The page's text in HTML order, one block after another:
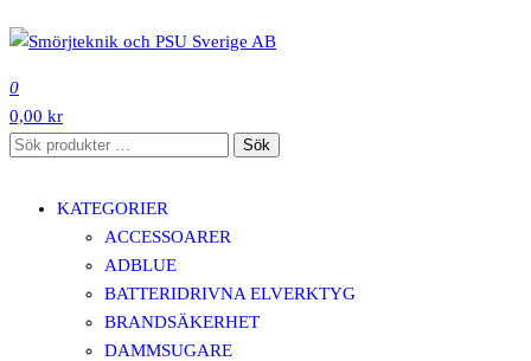
till
innehåll
0
0,00 kr
Sök
Sök
KATEGORIER
ACCESSOARER
ADBLUE
BATTERIDRIVNA ELVERKTYG
BRANDSÄKERHET
DAMMSUGARE